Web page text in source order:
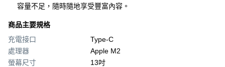
容量不足，隨時隨地享受豐富內容。
商品主要規格
充電接口
Type-C
處理器
Apple M2
螢幕尺寸
13吋